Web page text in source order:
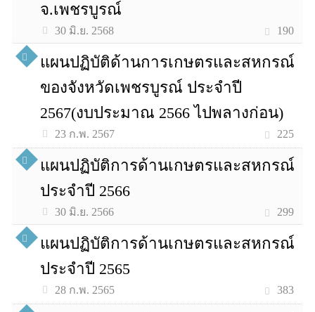
จ.เพชรบูรณ์
30 มิ.ย. 2568 190
แผนปฏิบัติด้านการเกษตรและสหกรณ์
ของจังหวัดเพชรบูรณ์ ประจำปี
2567(งบประมาณ 2566 ไปพลางก่อน)
23 ก.พ. 2567 225
แผนปฏิบัติการด้านเกษตรและสหกรณ์
ประจำปี 2566
30 มิ.ย. 2566 299
แผนปฏิบัติการด้านเกษตรและสหกรณ์
ประจำปี 2565
28 ก.พ. 2565 383